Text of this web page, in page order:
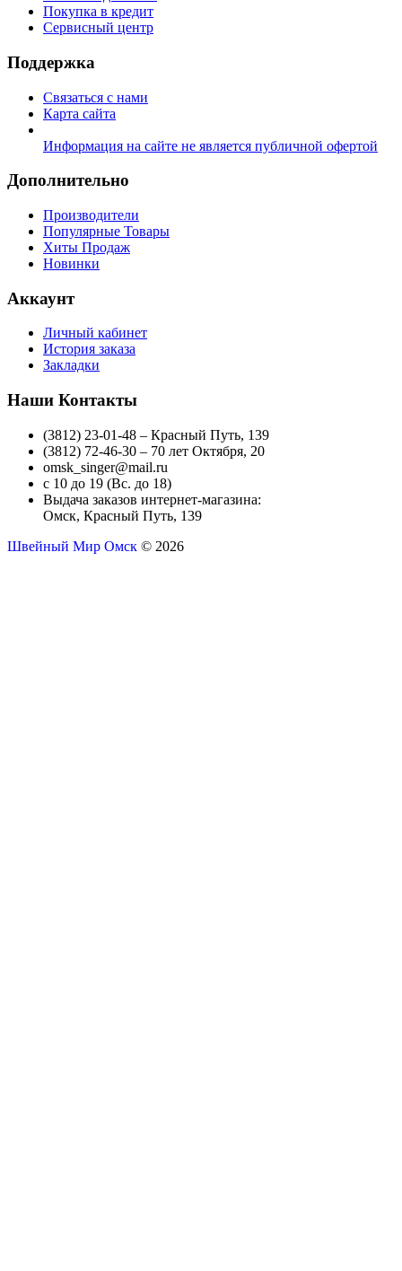
Покупка в кредит
Сервисный центр
Поддержка
Связаться с нами
Карта сайта
Информация на сайте не является публичной офертой
Дополнительно
Производители
Популярные Товары
Хиты Продаж
Новинки
Аккаунт
Личный кабинет
История заказа
Закладки
Наши Контакты
(3812) 23-01-48 – Красный Путь, 139
(3812) 72-46-30 – 70 лет Октября, 20
omsk_singer@mail.ru
с 10 до 19 (Вс. до 18)
Выдача заказов интернет-магазина:
Омск, Красный Путь, 139
Швейный Мир Омск © 2026